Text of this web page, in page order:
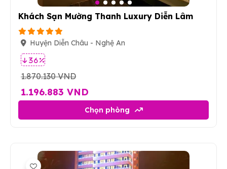
Khách Sạn Mường Thanh Luxury Diễn Lâm
Huyện Diễn Châu - Nghệ An
36 %
1.870.130 VND
1.196.883 VND
Chọn phòng